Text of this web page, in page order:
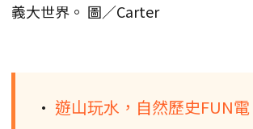
義大世界。 圖／Carter
• 遊山玩水，自然歷史FUN